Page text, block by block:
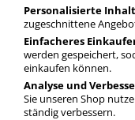
Personalisierte
zugeschnittene
Einfacheres
werden gespeichert,
einkaufen können.
Analyse und
Sie unseren Shop
ständig verbessern.